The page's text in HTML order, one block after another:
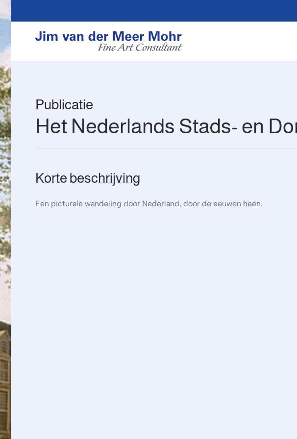
Overslaan en naar de inhoud gaan
Publicatie
Het Nederlands Stads- en
Korte beschrijving
Een picturale wandeling door Nederland, door de eeuwen heen.